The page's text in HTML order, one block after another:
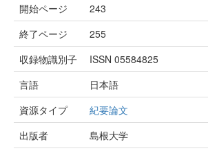
開始ページ
243
終了ページ
255
収録物識別子
ISSN 05584825
言語
日本語
資源タイプ
紀要論文
出版者
島根大学